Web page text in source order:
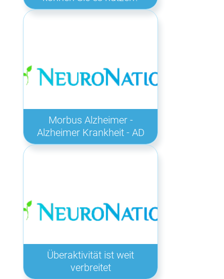
Morbus Alzheimer -
Alzheimer Krankheit - AD
Überaktivität ist weit
verbreitet